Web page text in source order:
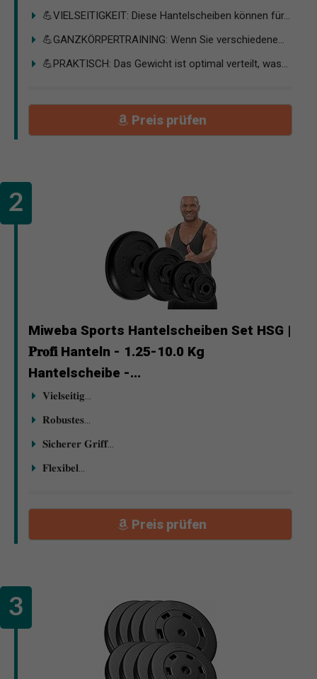
💪VIELSEITIGKEIT: Diese Hantelscheiben können für...
💪GANZKÖRPERTRAINING: Wenn Sie verschiedene...
💪PRAKTISCH: Das Gewicht ist optimal verteilt, was...
Preis prüfen
Miweba Sports Hantelscheiben Set HSG |
𝐏𝐫𝐨𝐟𝐢 Hanteln - 1.25-10.0 Kg
Hantelscheibe -...
𝐕𝐢𝐞𝐥𝐬𝐞𝐢𝐭𝐢𝐠...
𝐑𝐨𝐛𝐮𝐬𝐭𝐞𝐬...
𝐒𝐢𝐜𝐡𝐞𝐫𝐞𝐫 𝐆𝐫𝐢𝐟𝐟...
𝐅𝐥𝐞𝐱𝐢𝐛𝐞𝐥...
Preis prüfen